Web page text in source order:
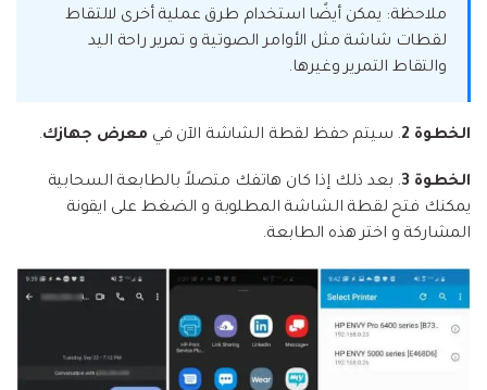
ملاحظة: يمكن أيضًا استخدام طرق عملية أخرى لالتقاط
لقطات شاشة مثل الأوامر الصوتية و تمرير راحة اليد
والتقاط التمرير وغيرها.
الخطوة 2 . سيتم حفظ لقطة الشاشة الآن في معرض جهازك.
الخطوة 3
. بعد ذلك إذا كان هاتفك متصلاً بالطابعة السحابية
يمكنك فتح لقطة الشاشة المطلوبة و الضغط على ايقونة
المشاركة و اختر هذه الطابعة.